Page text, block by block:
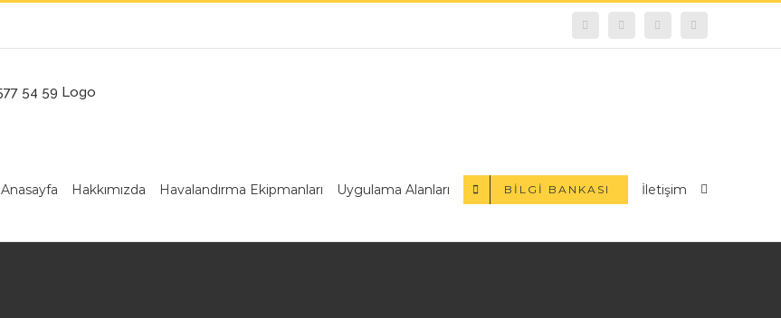
facebook instagram youtube
Anasayfa Hakkımızda Havalandırma Ekipmanları Uygulama Alanları BILGI BANKASI İletişim